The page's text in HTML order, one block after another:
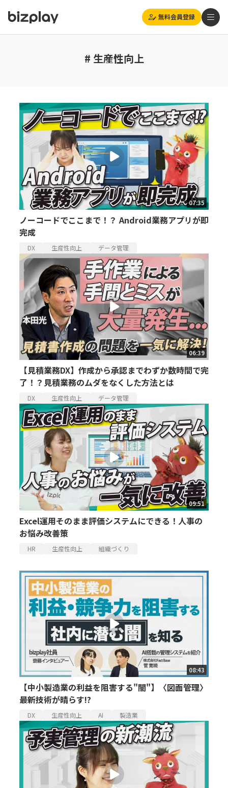
無料会員登録
# 生産性向上
07:35
ノーコードでここまで！？ Android業務アプリが即
完成
DX 生産性向上 データ管理
06:39
【見積業務DX】作成から承認までわずか数時間で完
了！？見積業務のムダをなくした方法とは
DX 生産性向上 データ管理
09:51
Excel運用そのまま評価システムにできる！人事の
お悩み改善策
HR 生産性向上 組織づくり
08:43
【中小製造業の利益を阻害する"闇"】〈図面管理〉
最新技術が晴らす!?
DX 生産性向上 AI 製造業